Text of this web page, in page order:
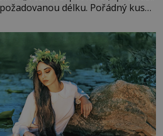
délku. Pořádný kus
na sukni,“ zhodnotí švadlena
„Ošidili vás, podívejte.“